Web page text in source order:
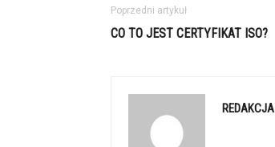
Poprzedni artykuł
CO TO JEST CERTYFIKAT ISO?
REDAKCJA